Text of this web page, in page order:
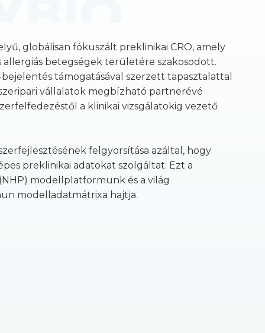
globálisan fókuszált preklinikai CRO, amely
allergiás betegségek területére szakosodott.
támogatásával szerzett tapasztalattal
vállalatok megbízható partnerévé
a klinikai vizsgálatokig vezető
felgyorsítása azáltal, hogy
preklinikai adatokat szolgáltat. Ezt a
modellplatformunk és a világ
modelladatmátrixa hajtja.